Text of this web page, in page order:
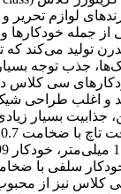
لوازم تحریر
جمله خودکارها و
تولید می‌کند که
جذب توجه
سی کلاس
و اغلب طراحی شیک
بسیار زیادی
با ضخامت 0.7 میلی‌متر
کلاس نیز از